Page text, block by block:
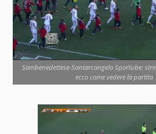
Sambenedettese-Santarcangelo Sportube:
ecco come vedere la partita